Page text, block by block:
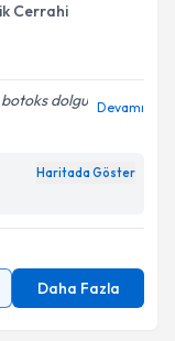
Cerrahi
botoks dolgu Devamı
Haritada Göster
Daha Fazla